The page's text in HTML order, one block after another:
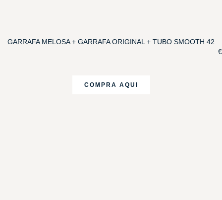
GARRAFA MELOSA + GARRAFA ORIGINAL + TUBO SMOOTH 42
€
COMPRA AQUI